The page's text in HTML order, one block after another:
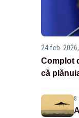
24 feb.
Complot
că
8